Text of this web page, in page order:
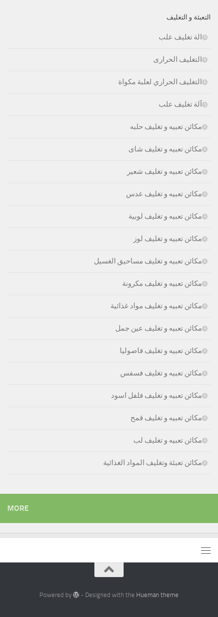
التعبئة و التغليف
الة تغليف علب
التغليف الحرارى
التغليف الحراري لعلبة مكواة
آلة تغليف علب
مكائن تعبيه و تغليف حلبه
مكائن تعبيه و تغليف شاى
مكائن تعبيه و تغليف شعير
مكائن تعبيه و تغليف عدس
مكائن تعبيه و تغليف لوبية
مكائن تعبيه و تغليف لوز
مكائن تعبيه و تغليف مساحيق الغسيل
مكائن تعبيه و تغليف مكرونة
مكائن تعبيه و تغليف مواد غذائية
مكائن تعبيه و تغليف عين جمل
مكائن تعبيه و تغليف فاصوليا
مكائن تعبيه و تغليف فسفس
مكائن تعبيه و تغليف فلفل اسود
مكائن تعبيه و تغليف قمح
مكائن تعبيه و تغليف لب
مكائن تعبئة وتغليف المواد الغذائية
MORE
Powered by - Designed with the Hueman theme